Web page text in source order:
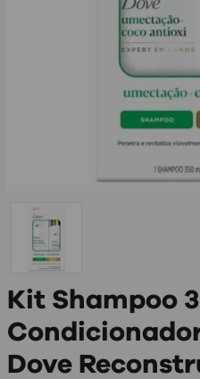
Kit Shampoo
Dove